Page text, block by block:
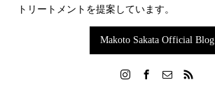
トリートメントを提案しています。
Makoto Sakata Official Blog